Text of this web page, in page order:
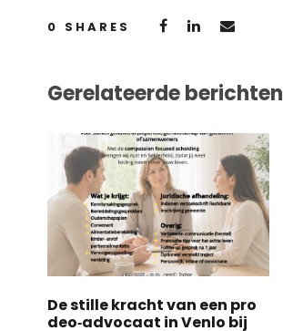
0 SHARES
Gerelateerde berichten
De stille kracht van een pro
deo‑advocaat in Venlo bij